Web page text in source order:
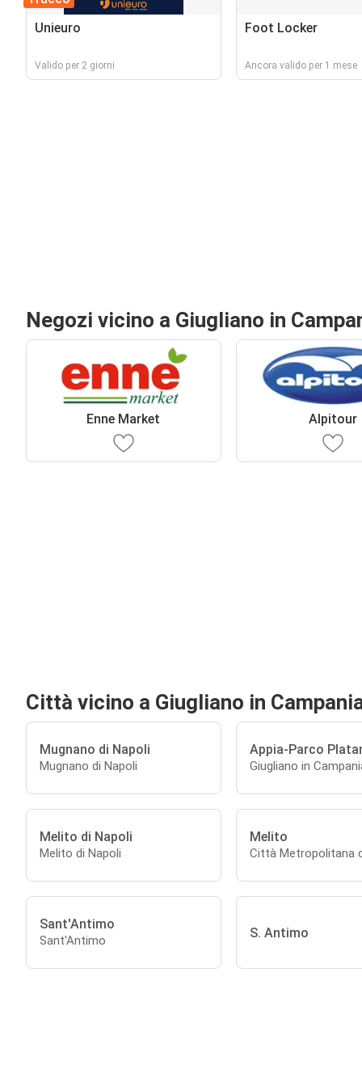
Unieuro
Valido per 2 giorni
Foot Locker
Ancora valido per 1 mese
Negozi vicino a Giugliano in
Enne Market Alpitour
Città vicino a Giugliano in
Mugnano di Napoli
Mugnano di Napoli
Appia-Parco
Giugliano in
Melito di Napoli
Melito di Napoli
Melito
Città Metropolitana
Sant'Antimo
Sant'Antimo S. Antimo